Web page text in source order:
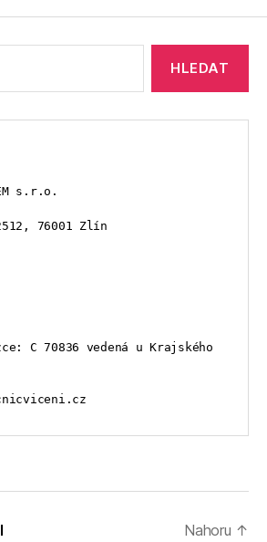
s.r.o.
76001 Zlín
C 70836 vedená u Krajského
Nahoru ↑